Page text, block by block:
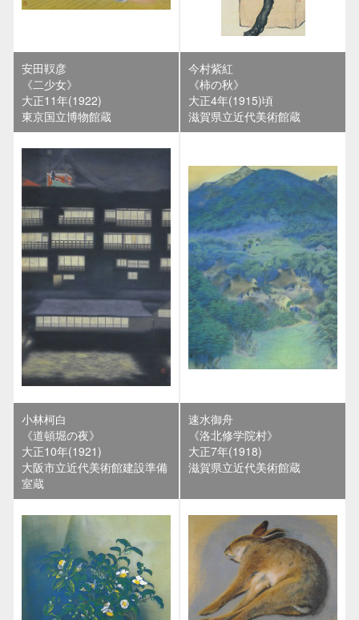
安田靫彦
《二少女》
大正11年(1922)
東京国立博物館蔵
今村紫紅
《柿の秋》
大正4年(1915)頃
滋賀県立近代美術館蔵
小林柯白
《道頓堀の夜》
大正10年(1921)
大阪市立近代美術館建設準備
室蔵
速水御舟
《洛北修学院村》
大正7年(1918)
滋賀県立近代美術館蔵